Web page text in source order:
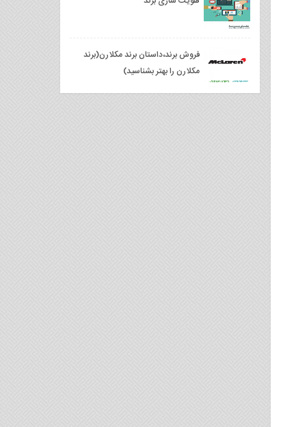
فروش برند،داستان برند مکلارن(برند
مکلارن را بهتر بشناسید)